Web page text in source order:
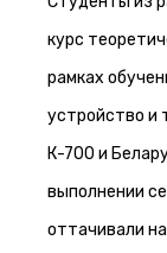
курс
рамках
устройство и
К-700 и
выполнении
оттачивали